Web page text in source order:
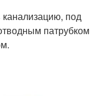
под
патрубком